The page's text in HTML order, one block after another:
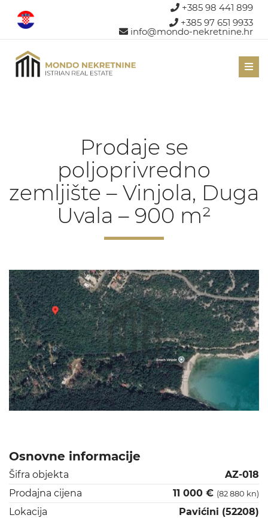
+385 98 441 899
+385 97 651 9933
info@mondo-nekretnine.hr
Prodaje se
poljoprivredno
zemljište – Vinjola, Duga
Uvala – 900 m²
Osnovne informacije
Šifra objekta
AZ-018
Prodajna cijena
11 000 € (82 880 kn)
Lokacija
Pavićini (52208)